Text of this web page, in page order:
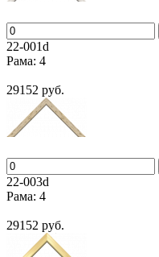
22-001d
Рама: 4
29152 руб.
22-003d
Рама: 4
29152 руб.